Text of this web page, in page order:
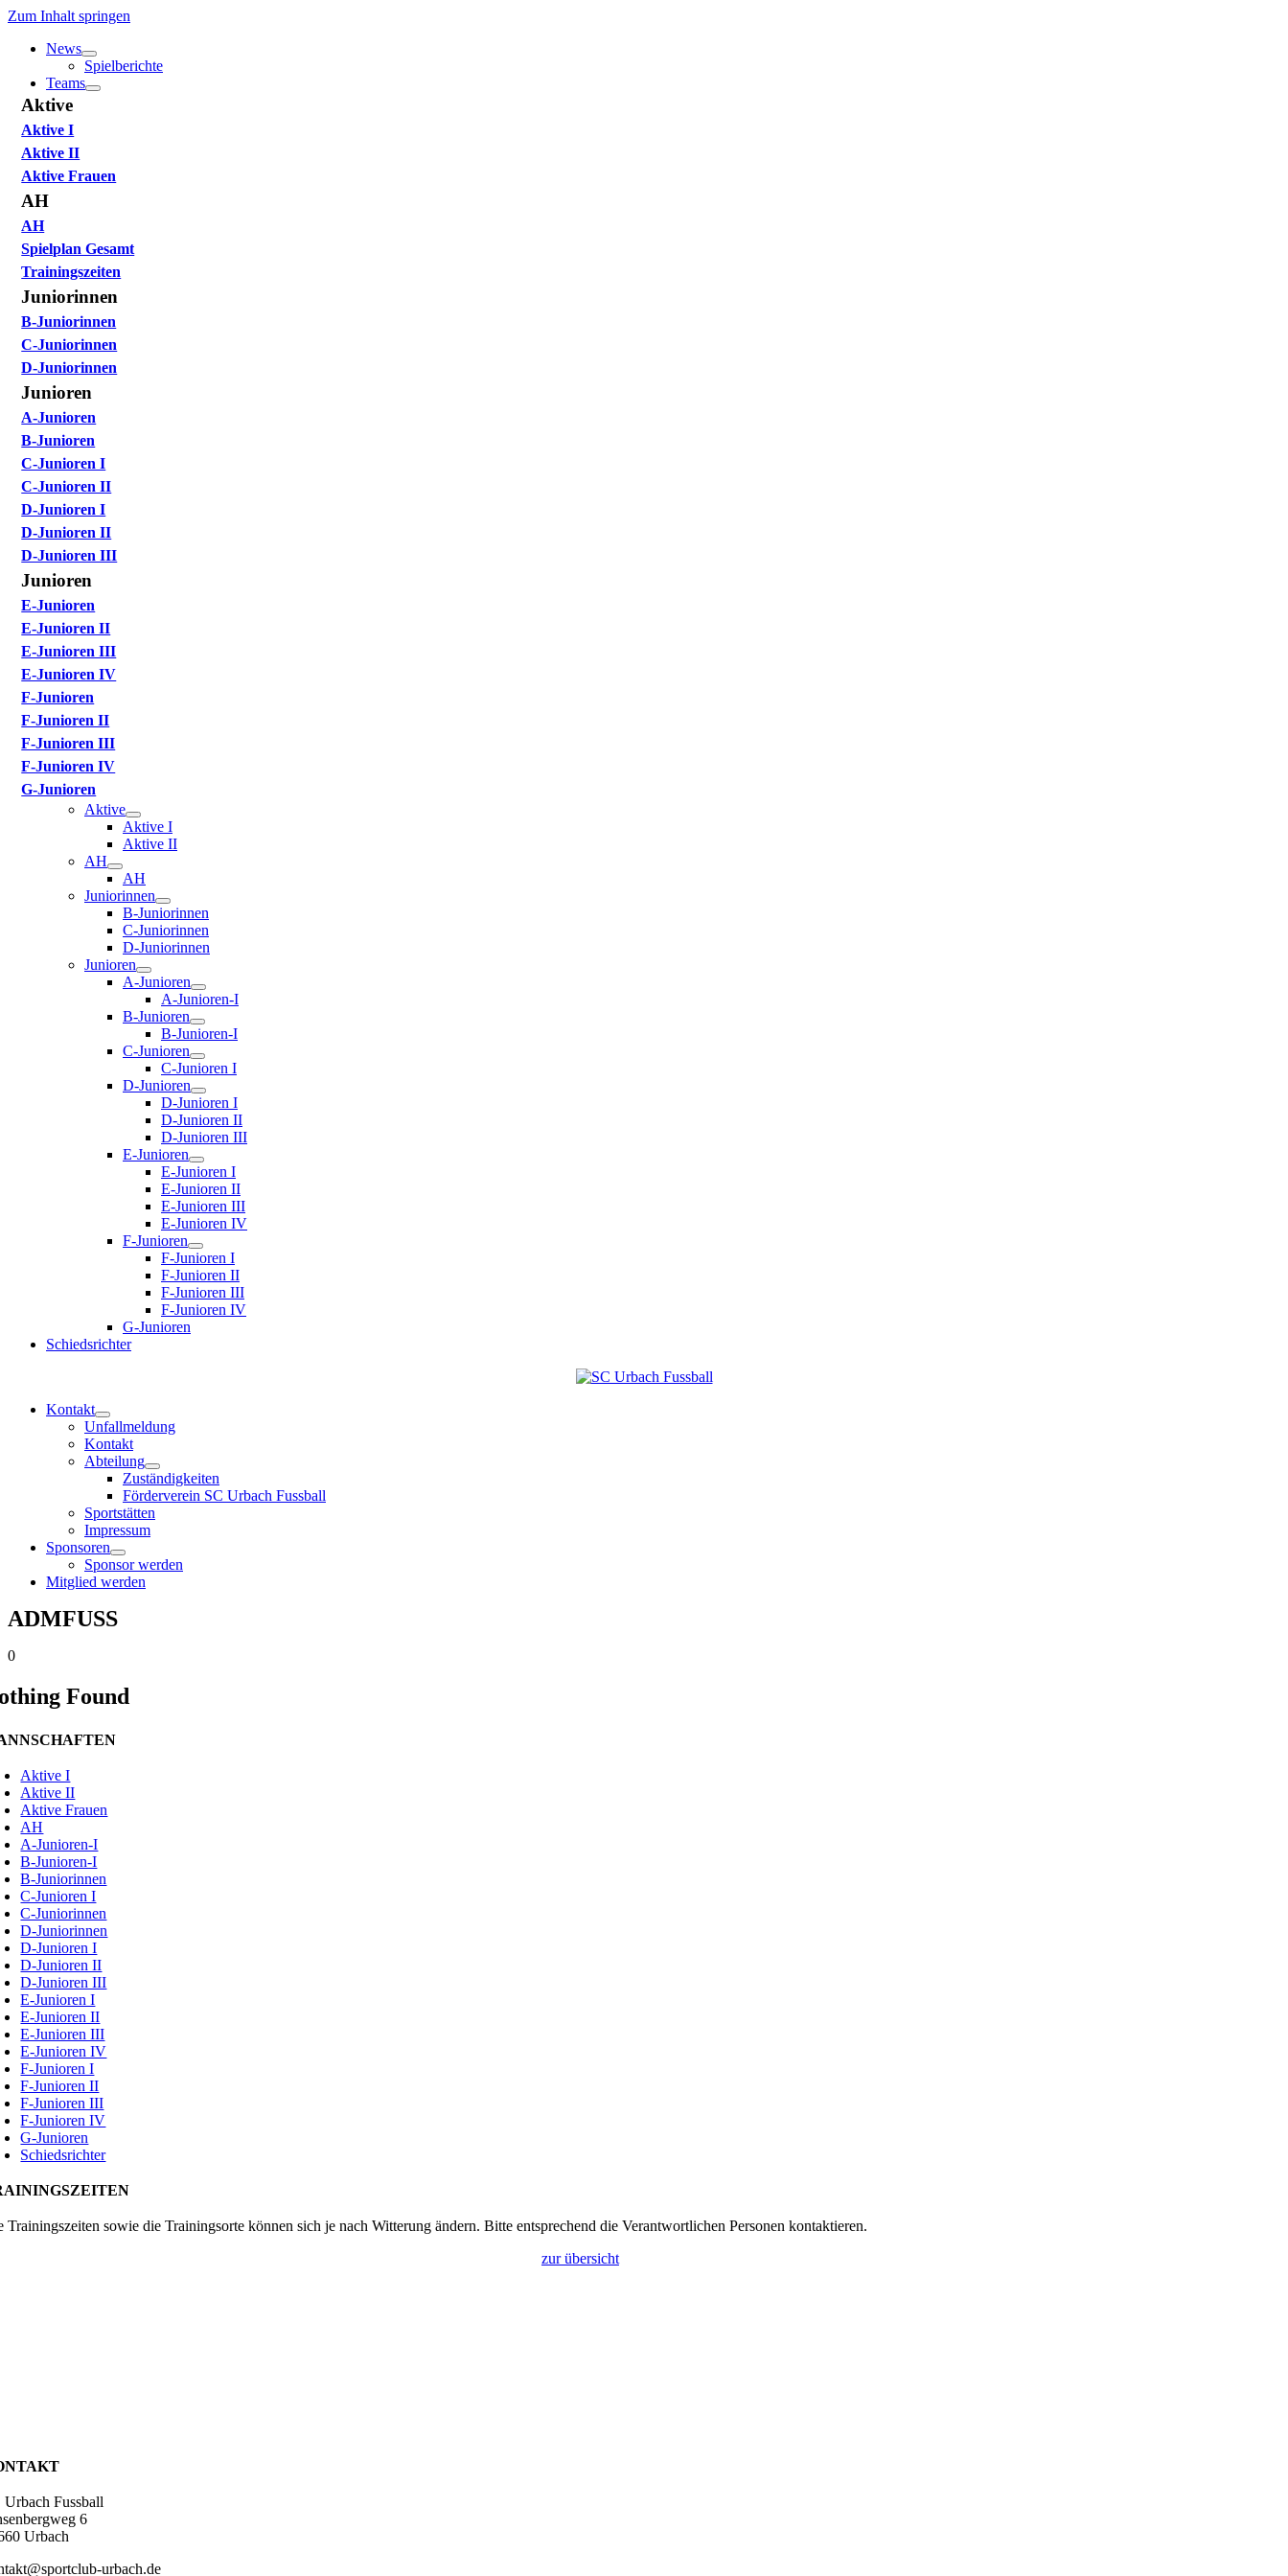
Zum Inhalt springen
News
Spielberichte
Teams
Aktive
Aktive I
Aktive II
Aktive Frauen
AH
AH
Spielplan Gesamt
Trainingszeiten
Juniorinnen
B-Juniorinnen
C-Juniorinnen
D-Juniorinnen
Junioren
A-Junioren
B-Junioren
C-Junioren I
C-Junioren II
D-Junioren I
D-Junioren II
D-Junioren III
Junioren
E-Junioren
E-Junioren II
E-Junioren III
E-Junioren IV
F-Junioren
F-Junioren II
F-Junioren III
F-Junioren IV
G-Junioren
Aktive
Aktive I
Aktive II
AH
AH
Juniorinnen
B-Juniorinnen
C-Juniorinnen
D-Juniorinnen
Junioren
A-Junioren
A-Junioren-I
B-Junioren
B-Junioren-I
C-Junioren
C-Junioren I
D-Junioren
D-Junioren I
D-Junioren II
D-Junioren III
E-Junioren
E-Junioren I
E-Junioren II
E-Junioren III
E-Junioren IV
F-Junioren
F-Junioren I
F-Junioren II
F-Junioren III
F-Junioren IV
G-Junioren
Schiedsrichter
Kontakt
Unfallmeldung
Kontakt
Abteilung
Zuständigkeiten
Förderverein SC Urbach Fussball
Sportstätten
Impressum
Sponsoren
Sponsor werden
Mitglied werden
ADMFUSS
0
Found
Aktive I
Aktive II
Aktive Frauen
AH
A-Junioren-I
B-Junioren-I
B-Juniorinnen
C-Junioren I
C-Juniorinnen
D-Juniorinnen
D-Junioren I
D-Junioren II
D-Junioren III
E-Junioren I
E-Junioren II
E-Junioren III
E-Junioren IV
F-Junioren I
F-Junioren II
F-Junioren III
F-Junioren IV
G-Junioren
Schiedsrichter
Trainingszeiten sowie die Trainingsorte können sich je nach Witterung ändern. Bitte entsprechend die Verantwortlichen Personen kontaktieren.
zur übersicht
Urbach Fussball
6
Urbach
urbach.de